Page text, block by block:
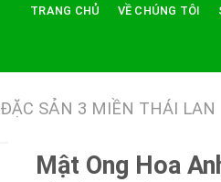
TRANG CHỦ VỀ CHÚNG TÔI
ĐẶC SẢN 3 MIỀN THÁI LAN
Mật Ong Hoa